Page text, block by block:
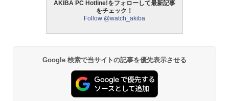
AKIBA PC Hotline!をフォローして最新記事
をチェック！
Follow @watch_akiba
Google 検索で当サイトの記事を優先表示させる